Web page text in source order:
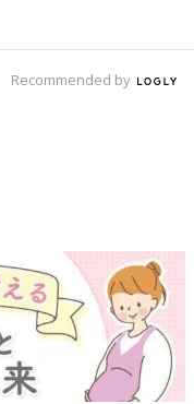
Recommended by